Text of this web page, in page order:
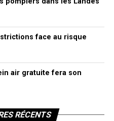
face au risque
air gratuite fera son
RÉCENTS